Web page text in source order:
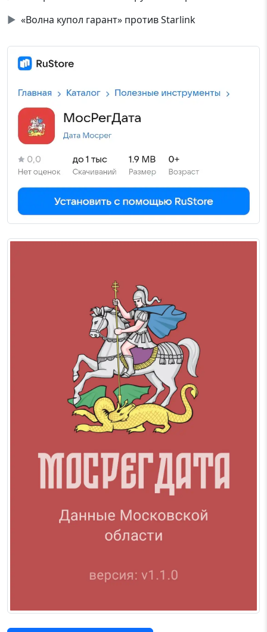
▶ «Волна купол гарант» против Starlink